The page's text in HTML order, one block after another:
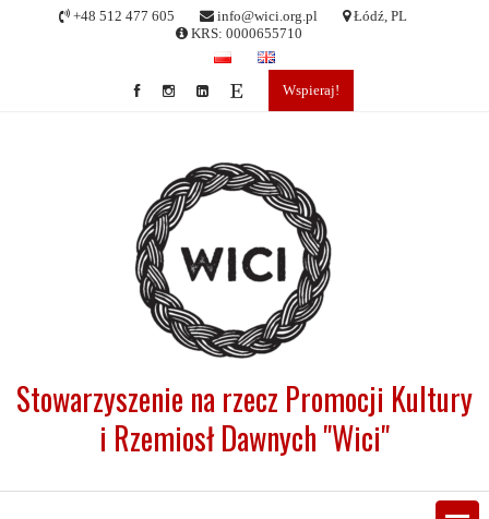
+48 512 477 605 info@wici.org.pl
Łódź, PL
KRS: 0000655710
Wspieraj!
Stowarzyszenie na rzecz Promocji Kultury
i Rzemiosł Dawnych "Wici"